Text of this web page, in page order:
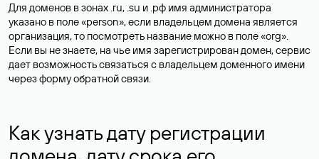
Для доменов в зонах .ru, .su и .рф имя администратора
указано в поле «person», если владельцем домена является
организация, то посмотреть название можно в поле «org».
Если вы не знаете, на чье имя зарегистрирован домен, сервис
дает возможность связаться с владельцем доменного имени
через форму обратной связи.
Как узнать дату регистрации